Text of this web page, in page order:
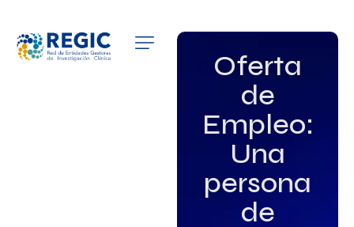
Oferta
de
Empleo:
Una
persona
de
QUIÉNES SOMOS
PATROCINADORES
GRUPOS DE INTERÉS